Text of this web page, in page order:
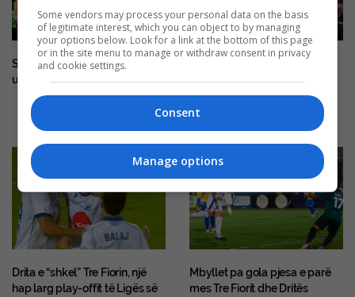
Shkëndija pëson ngushtë në
udhëtim nga Hibernian
luftëtari shqiptar vallëzon me
flamurin kombëtar midis
serbëve të tërbuar
Drita e “shkel” Tre Fiorin, një
hap larg play-offit të Ligës së
Mbyllet pa gola pjesa e parë
mes Tre Fiorit dhe Dritës
Some vendors may process your personal data on the basis
of legitimate interest, which you can object to by managing
your options below. Look for a link at the bottom of this page
or in the site menu to manage or withdraw consent in privacy
and cookie settings.
Consent
Manage options